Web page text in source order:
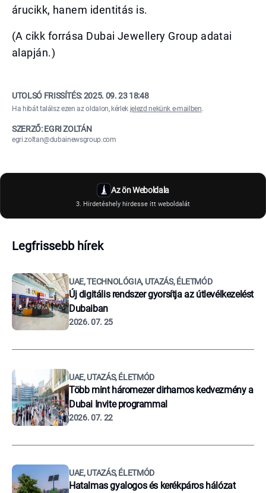
árucikk, hanem identitás is.
(A cikk forrása Dubai Jewellery Group adatai
alapján.)
UTOLSÓ FRISSÍTÉS:2025. 09. 23 18:48
Ha hibát találsz ezen az oldalon, kérlek jelezd nekünk e-mailben.
SZERZŐ: EGRI ZOLTÁN
egri.zoltan@dubainewsgroup.com
Az ön Weboldala
3. Hirdetéshely hirdesse itt weboldalát
Legfrissebb hírek
UAE, TECHNOLÓGIA, UTAZÁS, ÉLETMÓD
Új digitális rendszer gyorsítja az útlevélkezelést
Dubaiban
2026. 07. 25
UAE, UTAZÁS, ÉLETMÓD
Több mint háromezer dirhamos kedvezmény a
Dubai Invite programmal
2026. 07. 22
UAE, UTAZÁS, ÉLETMÓD
Hatalmas gyalogos és kerékpáros hálózat